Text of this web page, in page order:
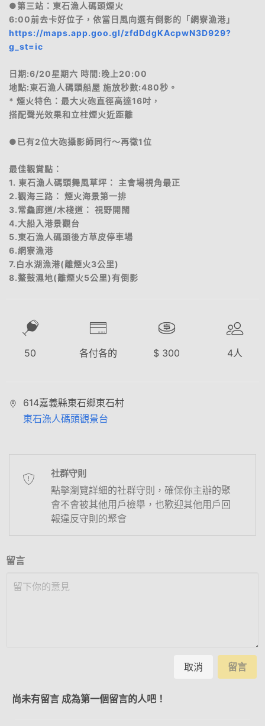
●第三站：東石漁人碼頭煙火
6:00前去卡好位子，依當日風向選有倒影的「網寮漁港」
https://maps.app.goo.gl/zfdDdgKAcpwN3D929?
g_st=ic
日期:6/20星期六 時間:晚上20:00
地點:東石漁人碼頭船屋 施放秒數:480秒。
* 煙火特色：最大火砲直徑高達16吋，
搭配聲光效果和立柱煙火近距離
●已有2位大砲攝影師同行～再徵1位
最佳觀賞點：
1. 東石漁人碼頭舞風草坪： 主會場視角最正
2.觀海三路： 煙火海景第一排
3.常鱻廊道/木棧道： 視野開闊
4.大船入港景觀台
5.東石漁人碼頭後方草皮停車場
6.網寮漁港
7.白水湖漁港(離煙火3公里)
8.鰲鼓濕地(離煙火5公里)有倒影
50 各付各的 $ 300 4人
614嘉義縣東石鄉東石村
東石漁人碼頭觀景台
社群守則
點擊瀏覽詳細的社群守則，確保你主辦的聚
會不會被其他用戶檢舉，也歡迎其他用戶回
報違反守則的聚會
留言
取消 留言
尚未有留言 成為第一個留言的人吧！